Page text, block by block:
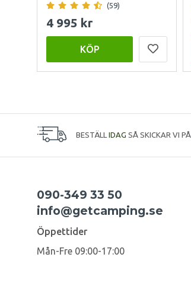
(59)
4 995 kr
KÖP
BESTÄLL IDAG SÅ SKICKAR VI PÅ
090-349 33 50
info@getcamping.se
Öppettider
Mån-Fre 09:00-17:00